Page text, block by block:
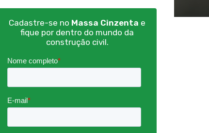
Cadastre-se no Massa Cinzenta e
fique por dentro do mundo da
construção civil.